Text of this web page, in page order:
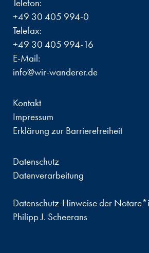
Telefon:
+49 30 405 994-0
Telefax:
+49 30 405 994-16
E-Mail:
info@wir-wanderer.de
Kontakt
Impressum
Erklärung zur Barrierefreiheit
Datenschutz
Datenverarbeitung
Datenschutz-Hinweise der
Philipp J. Scheerans